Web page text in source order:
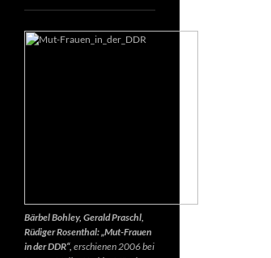
Bärbel Bohley, Gerald Praschl,
Rüdiger Rosenthal: „Mut-Frauen
in der DDR“, erschienen 2006 bei